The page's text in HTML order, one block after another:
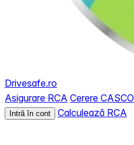
Drivesafe.ro
Asigurare RCA Cerere CASCO
Intră în cont Calculează RCA